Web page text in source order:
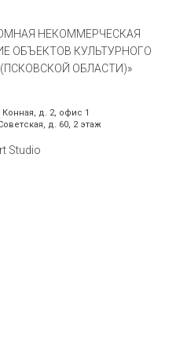
НЕКОММЕРЧЕСКАЯ
ОБЪЕКТОВ КУЛЬТУРНОГО
ОБЛАСТИ)»
д. 2, офис 1
д. 60, 2 этаж
Studio